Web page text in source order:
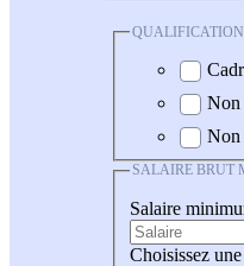
QUALIFICATION
Non
Non
SALAIRE BRUT
Salaire
Choisissez